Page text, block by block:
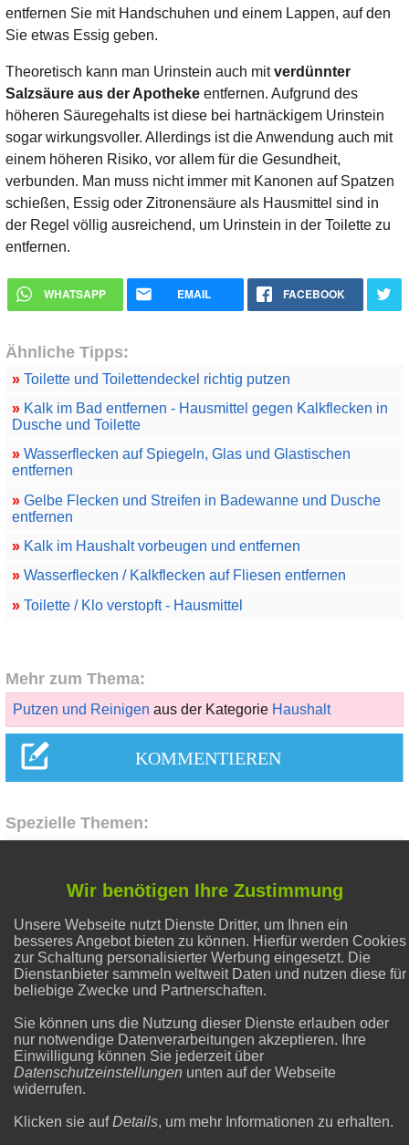
entfernen Sie mit Handschuhen und einem Lappen, auf den
Sie etwas Essig geben.
Theoretisch kann man Urinstein auch mitverdünnter
Salzsäure aus der Apotheke entfernen. Aufgrund des
höheren Säuregehalts ist diese bei hartnäckigem Urinstein
sogar wirkungsvoller. Allerdings ist die Anwendung auch mit
einem höheren Risiko, vor allem für die Gesundheit,
verbunden. Man muss nicht immer mit Kanonen auf Spatzen
schießen, Essig oder Zitronensäure als Hausmittel sind in
der Regel völlig ausreichend, um Urinstein in der Toilette zu
entfernen.
WHATSAPP EMAIL FACEBOOK
Ähnliche Tipps:
»Toilette und Toilettendeckel richtig putzen
»Kalk im Bad entfernen - Hausmittel gegen Kalkflecken in
Dusche und Toilette
»Wasserflecken auf Spiegeln, Glas und Glastischen
entfernen
»Gelbe Flecken und Streifen in Badewanne und Dusche
entfernen
»Kalk im Haushalt vorbeugen und entfernen
»Wasserflecken / Kalkflecken auf Fliesen entfernen
»Toilette / Klo verstopft - Hausmittel
Mehr zum Thema:
Putzen und Reinigen aus der Kategorie Haushalt
Spezielle Themen:
Hausmittel Zitrone
Flecken entfernen
Natron und Backpulver
Liebe & Partnerschaft
Wir benötigen Ihre Zustimmung
Unsere Webseite nutzt Dienste Dritter, um Ihnen ein
besseres Angebot bieten zu können. Hierfür werden Cookies
zur Schaltung personalisierter Werbung eingesetzt. Die
Dienstanbieter sammeln weltweit Daten und nutzen diese für
beliebige Zwecke und Partnerschaften.
Sie können uns die Nutzung dieser Dienste erlauben oder
nur notwendige Datenverarbeitungen akzeptieren. Ihre
Einwilligung können Sie jederzeit über
Datenschutzeinstellungen unten auf der Webseite
widerrufen.
Klicken sie aufDetails, um mehr Informationen zu erhalten.